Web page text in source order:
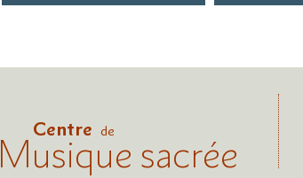
Centre de
Musique sacrée